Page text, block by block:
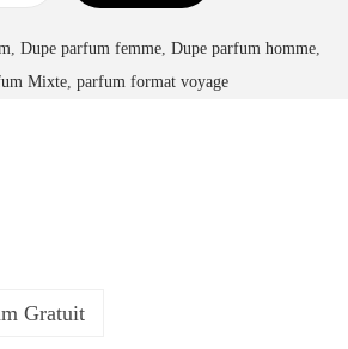
, Dupe parfum femme, Dupe parfum homme,
Mixte, parfum format voyage
Gratuit